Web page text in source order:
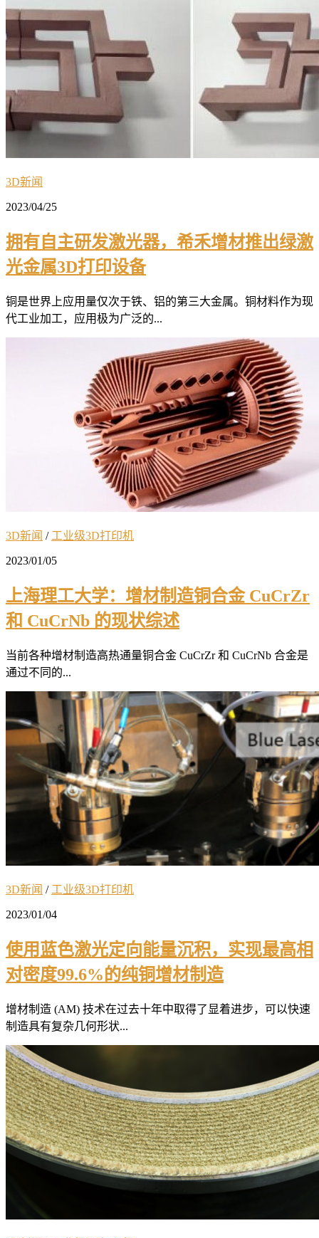
3D新闻
2023/04/25
拥有自主研发激光器，希禾增材推出绿激
光金属3D打印设备
铜是世界上应用量仅次于铁、铝的第三大金属。铜材料作为现
代工业加工，应用极为广泛的...
3D新闻 / 工业级3D打印机
2023/01/05
上海理工大学：增材制造铜合金 CuCrZr
和 CuCrNb 的现状综述
当前各种增材制造高热通量铜合金 CuCrZr 和 CuCrNb 合金是
通过不同的...
3D新闻 / 工业级3D打印机
2023/01/04
使用蓝色激光定向能量沉积，实现最高相
对密度99.6%的纯铜增材制造
增材制造 (AM) 技术在过去十年中取得了显着进步，可以快速
制造具有复杂几何形状...